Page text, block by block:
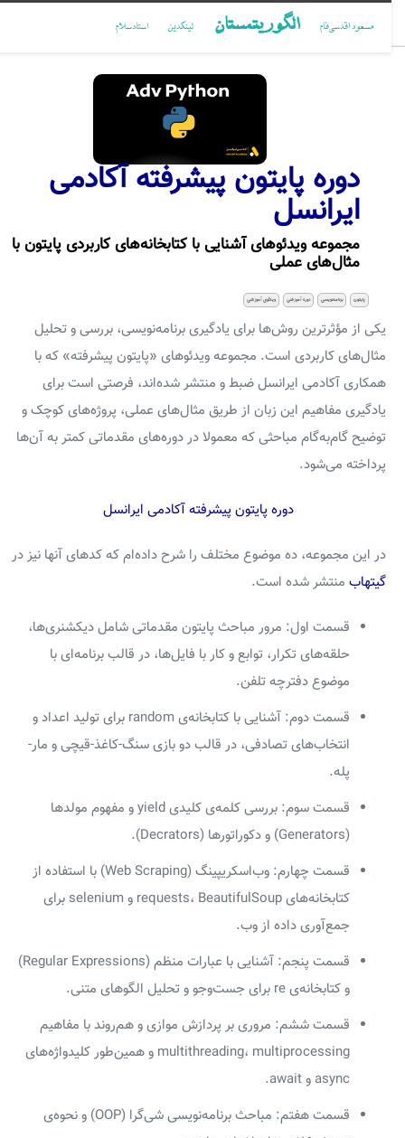
مسعود اقدسی‌فام الگوریتمستان لینکدین استادسلام
دوره پایتون پیشرفته آکادمی
ایرانسل
مجموعه ویدئوهای آشنایی با کتابخانه‌های کاربردی پایتون با
مثال‌های عملی
برنامه‌نویسی دوره آموزشی ویدئوی آموزشی
یکی از مؤثرترین روش‌ها برای یادگیری برنامه‌نویسی، بررسی و تحلیل
مثال‌های کاربردی است. مجموعه ویدئوهای «پایتون پیشرفته» که با
همکاری آکادمی ایرانسل ضبط و منتشر شده‌اند، فرصتی است برای
یادگیری مفاهیم این زبان از طریق مثال‌های عملی، پروژه‌های کوچک و
توضیح گام‌به‌گام مباحثی که معمولا در دوره‌های مقدماتی کمتر به آن‌ها
پرداخته می‌شود.
دوره پایتون پیشرفته آکادمی ایرانسل
در این مجموعه، ده موضوع مختلف را شرح داده‌ام که کدهای آنها نیز در
گیتهابمنتشر شده است.
قسمت اول: مرور مباحث پایتون مقدماتی شامل دیکشنری‌ها،
حلقه‌های تکرار، توابع و کار با فایل‌ها، در قالب برنامه‌ای با
موضوع دفترچه تلفن.
قسمت دوم: آشنایی با کتابخانه‌ی random برای تولید اعداد و
انتخاب‌های تصادفی، در قالب دو بازی سنگ-کاغذ-قیچی و مار-
پله.
قسمت سوم: بررسی کلمه‌ی کلیدی yield و مفهوم مولدها
قسمت چهارم: وب‌اسکریپینگ (Web Scraping) با استفاده از
کتابخانه‌های requests، BeautifulSoup و selenium برای
جمع‌آوری داده از وب.
قسمت پنجم: آشنایی با عبارات منظم (Regular Expressions)
و کتابخانه‌ی re برای جست‌وجو و تحلیل الگوهای متنی.
قسمت ششم: مروری بر پردازش موازی و هم‌روند با مفاهیم
multithreading، multiprocessing و همین‌طور کلیدواژه‌های
async و await.
قسمت هفتم: مباحث برنامه‌نویسی شی‌گرا (OOP) و نحوه‌ی